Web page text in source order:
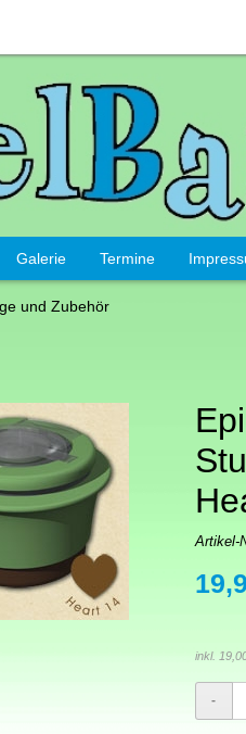
Galerie Termine
und Zubehör
Artikel-
inkl.